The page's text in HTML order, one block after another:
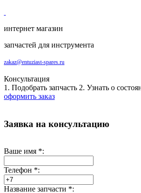
интернет магазин
запчастей для инструмента
zakaz@entuziast-spares.ru
Консультация
1. Подобрать запчасть 2. Узнать о
оформить заказ
Заявка на консультацию
Ваше имя *:
Телефон *:
Название запчасти *: